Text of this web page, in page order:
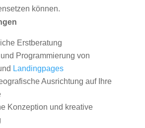
können.
Erstberatung
Programmierung von
Landingpages
Ausrichtung auf Ihre
Konzeption und kreative